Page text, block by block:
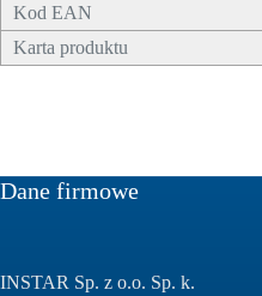
Dane firmowe
INSTAR Sp. z o.o. Sp. k.